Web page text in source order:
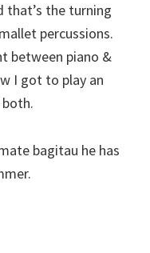
that’s the turning
percussions.
between piano &
I got to play an
bagitau he has